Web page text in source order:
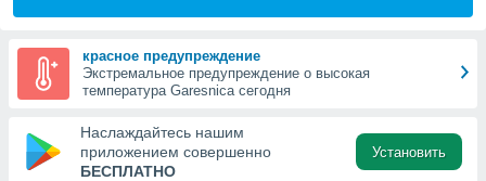
к этому
доступ
красное предупреждение
Экстремальное предупреждение о высокая
температура Garesnica сегодня
Наслаждайтесь нашим
приложением совершенно
БЕСПЛАТНО
Установить